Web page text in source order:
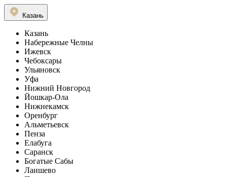
Казань
Казань
Набережные Челны
Ижевск
Чебоксары
Ульяновск
Уфа
Нижний Новгород
Йошкар-Ола
Нижнекамск
Оренбург
Альметьевск
Пенза
Елабуга
Саранск
Богатые Сабы
Лаишево